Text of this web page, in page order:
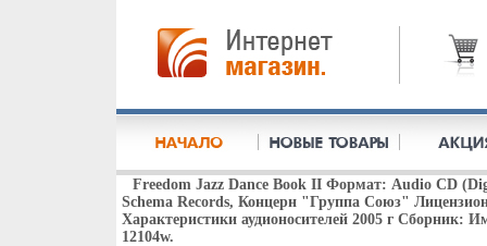
Freedom Jazz Dance Book II Формат: Audio CD
Schema Records, Концерн "Группа Союз"
Характеристики аудионосителей 2005 г Сборник:
12104w.